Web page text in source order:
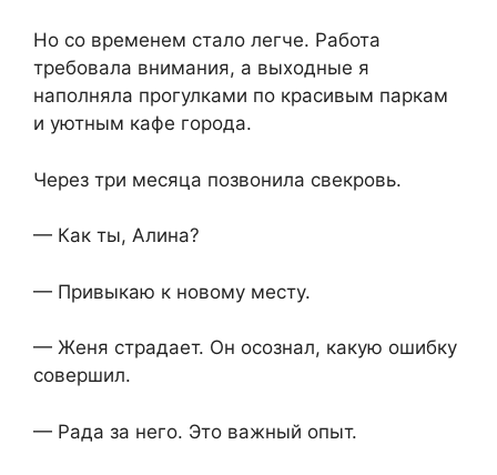
Но со временем стало легче. Работа
требовала внимания, а выходные я
наполняла прогулками по красивым паркам
и уютным кафе города.
Через три месяца позвонила свекровь.
— Как ты, Алина?
— Привыкаю к новому месту.
— Женя страдает. Он осознал, какую ошибку
совершил.
— Рада за него. Это важный опыт.